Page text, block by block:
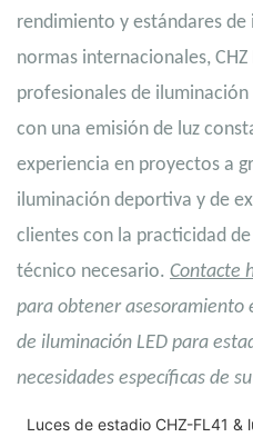
rendimiento y estándares
normas internacionales,
profesionales de
con una emisión de luz
experiencia en proyectos a
iluminación deportiva y de
clientes con la practicidad
técnico necesario. Contacte
para obtener asesoramiento
de iluminación LED para
necesidades específicas de
Luces de estadio CHZ-FL41 &